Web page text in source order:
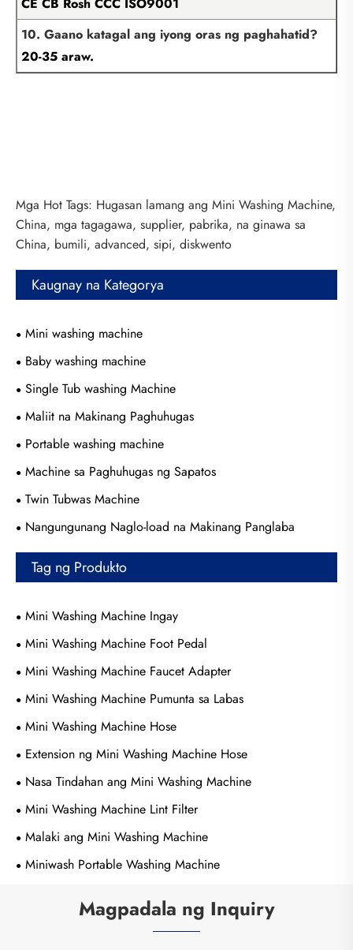
10. Gaano katagal ang iyong oras ng paghahatid?
20-35 araw.
Mga Hot Tags: Hugasan lamang ang Mini Washing Machine,
China, mga tagagawa, supplier, pabrika, na ginawa sa
China, bumili, advanced, sipi, diskwento
Kaugnay na Kategorya
Mini washing machine
Baby washing machine
Single Tub washing Machine
Maliit na Makinang Paghuhugas
Portable washing machine
Machine sa Paghuhugas ng Sapatos
Twin Tubwas Machine
Nangungunang Naglo-load na Makinang Panglaba
Tag ng Produkto
Mini Washing Machine Ingay
Mini Washing Machine Foot Pedal
Mini Washing Machine Faucet Adapter
Mini Washing Machine Pumunta sa Labas
Mini Washing Machine Hose
Extension ng Mini Washing Machine Hose
Nasa Tindahan ang Mini Washing Machine
Mini Washing Machine Lint Filter
Malaki ang Mini Washing Machine
Miniwash Portable Washing Machine
Magpadala ng Inquiry